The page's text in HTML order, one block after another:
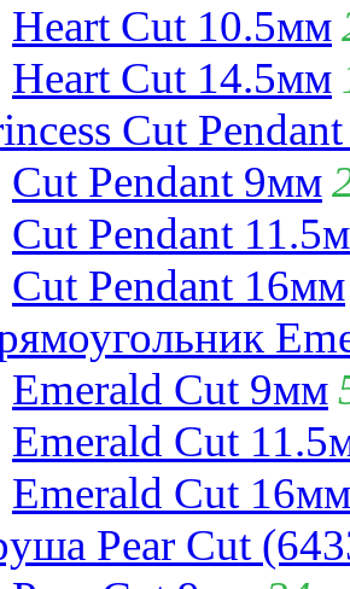
Heart Cut 10.5мм
Heart Cut 14.5мм
Cut
Cut Pendant 9мм
Cut Pendant
Cut Pendant 16мм
Emerald Cut 9мм
Emerald Cut
Emerald Cut 16мм
Pear Cut